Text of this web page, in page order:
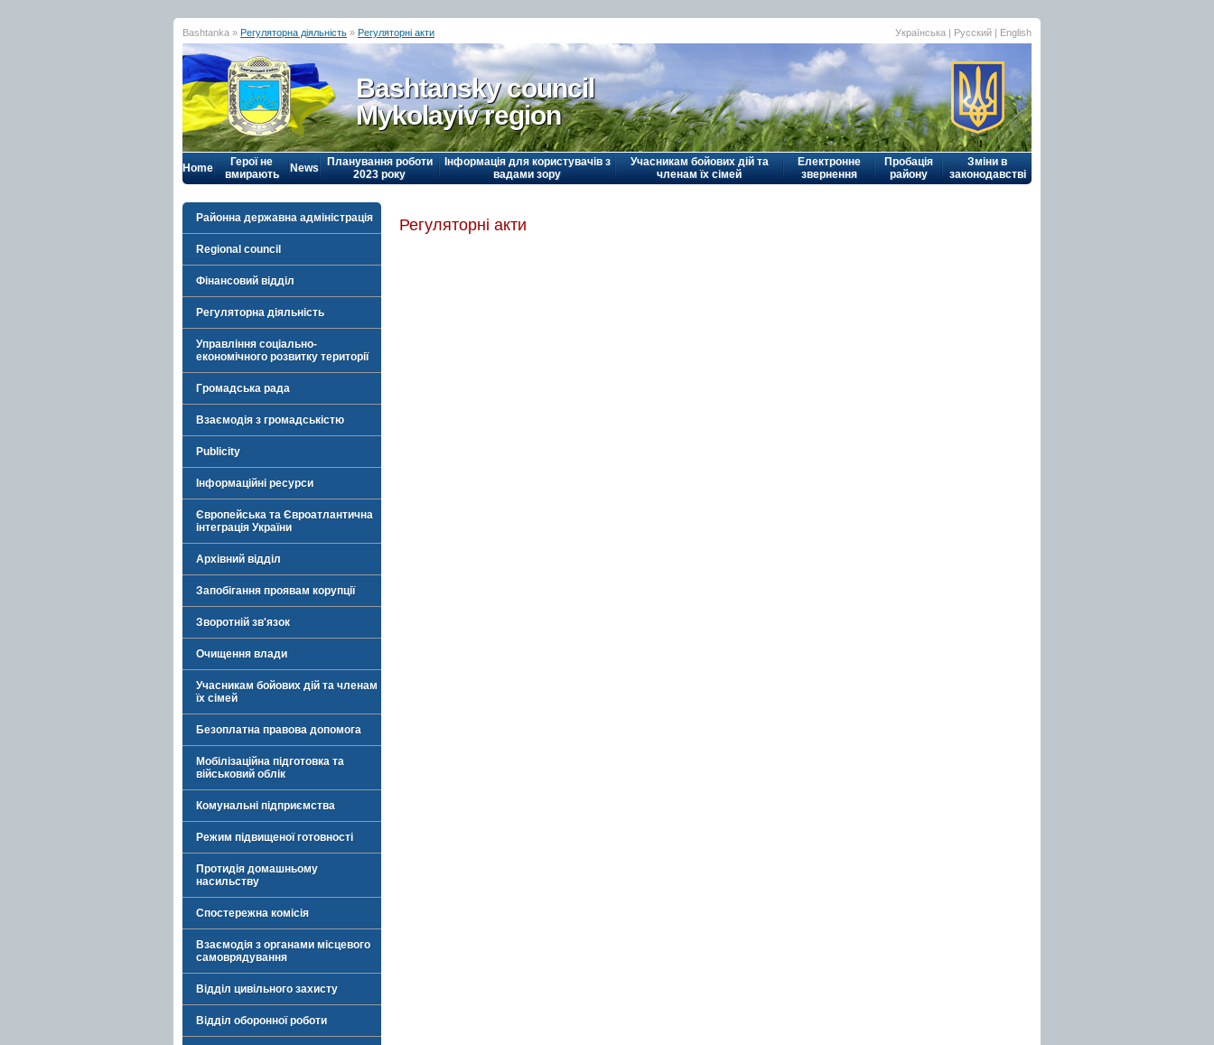
Bashtanka » Регуляторна діяльність » Регуляторні акти Українська | Русский | English
Bashtansky council
Mykolayiv region
Home
Герої не
вмирають
News
Планування роботи
2023 року
Інформація для користувачів з
вадами зору
Учасникам бойових дій та
членам їх сімей
Електронне
звернення
Пробація
району
Зміни в
законодавстві
Районна державна адміністрація
Regional council
Фінансовий відділ
Регуляторна діяльність
Управління соціально-
економічного розвитку території
Громадська рада
Взаємодія з громадськістю
Publicity
Інформаційні ресурси
Європейська та Євроатлантична
інтеграція України
Архівний відділ
Запобігання проявам корупції
Зворотній зв'язок
Очищення влади
Учасникам бойових дій та членам
їх сімей
Безоплатна правова допомога
Мобілізаційна підготовка та
військовий облік
Комунальні підприємства
Режим підвищеної готовності
Протидія домашньому
насильству
Спостережна комісія
Взаємодія з органами місцевого
самоврядування
Відділ цивільного захисту
Відділ оборонної роботи
Регуляторні акти